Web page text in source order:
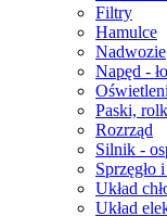
Filtry
Hamulce
Nadwozie
Napęd -
Paski,
Rozrząd
Silnik -
Sprzęgło
Układ
Układ